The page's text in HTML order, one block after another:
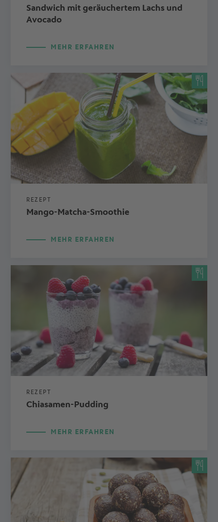
Sandwich mit geräuchertem Lachs und
Avocado
MEHR ERFAHREN
REZEPT
Mango-Matcha-Smoothie
MEHR ERFAHREN
REZEPT
Chiasamen-Pudding
MEHR ERFAHREN